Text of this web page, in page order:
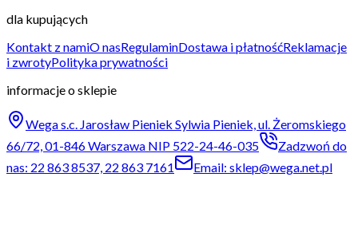
dla kupujących
Kontakt z namiO nasRegulaminDostawa i płatnośćReklamacje
i zwrotyPolityka prywatności
informacje o sklepie
Wega s.c. Jarosław Pieniek Sylwia Pieniek, ul. Żeromskiego
66/72, 01-846 Warszawa NIP 522-24-46-035
Zadzwoń do
nas: 22 863 8537, 22 863 7161
Email: sklep@wega.net.pl